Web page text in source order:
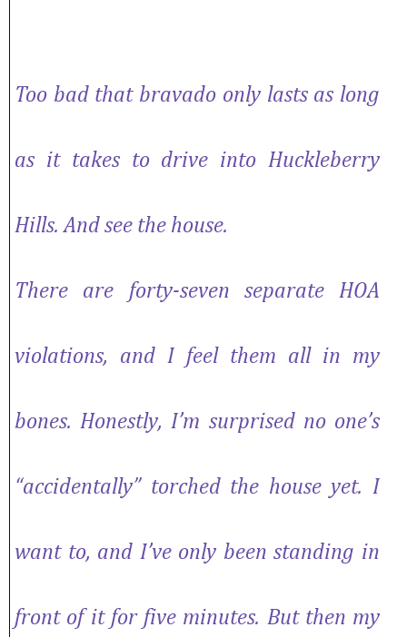
Too bad that bravado only lasts as long
as it takes to drive into Huckleberry
Hills. And see the house.
There are forty-seven separate HOA
violations, and I feel them all in my
bones. Honestly, I’m surprised no one’s
“accidentally” torched the house yet. I
want to, and I’ve only been standing in
front of it for five minutes. But then my